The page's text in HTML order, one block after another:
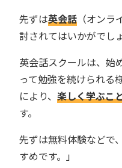
先ずは英会話 （オン
討されてはいかがでし
英会話スクールは、始
って勉強を続けられる
により、 楽しく学ぶこ
す。
先ずは無料体験などで
すめです。」